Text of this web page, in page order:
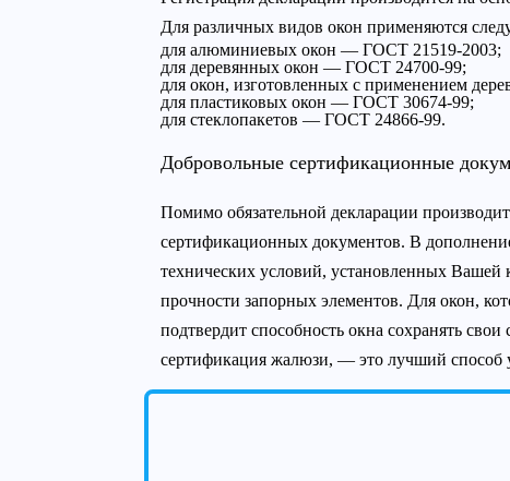
Для различных видов окон применяются
для алюминиевых окон — ГОСТ 21519-2003;
для деревянных окон — ГОСТ 24700-99;
для окон, изготовленных с применением
для пластиковых окон — ГОСТ 30674-99;
для стеклопакетов — ГОСТ 24866-99.
Добровольные сертификационные
Помимо обязательной декларации
сертификационных документов. В
технических условий, установленных
прочности запорных элементов. Для окон,
подтвердит способность окна сохранять
сертификация жалюзи, — это лучший способ